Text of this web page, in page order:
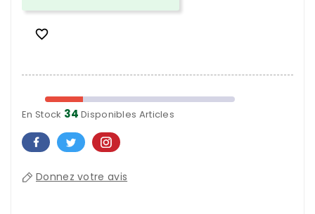

En Stock 34 Disponibles Articles
Donnez votre avis